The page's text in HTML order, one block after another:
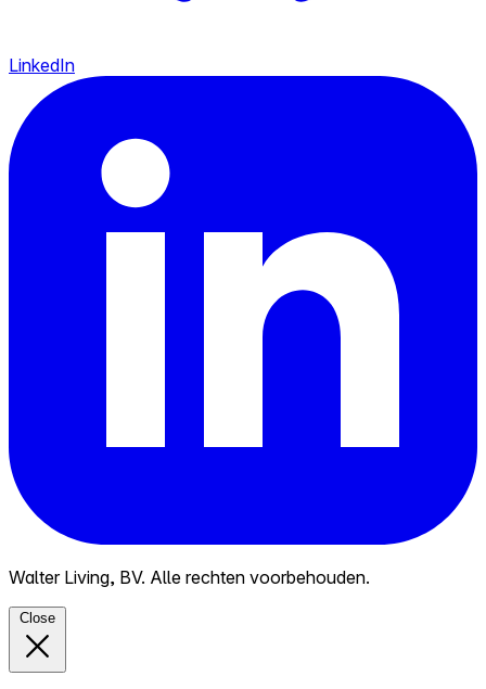
LinkedIn
Walter Living, BV. Alle rechten voorbehouden.
Close